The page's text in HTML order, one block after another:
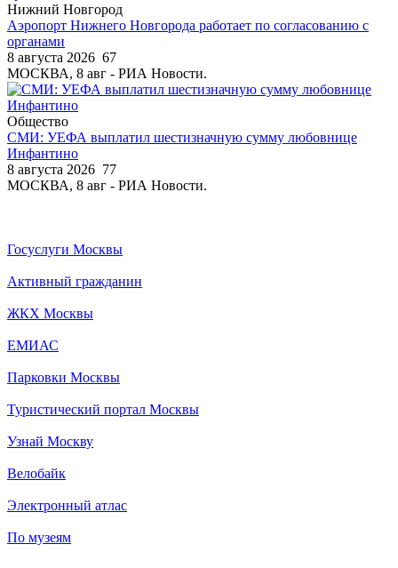
Нижний Новгород
Аэропорт Нижнего Новгорода работает по согласованию с
органами
8 августа 2026 67
МОСКВА, 8 авг - РИА Новости.
Общество
СМИ: УЕФА выплатил шестизначную сумму любовнице
Инфантино
8 августа 2026 77
МОСКВА, 8 авг - РИА Новости.
Госуслуги Москвы
Активный гражданин
ЖКХ Москвы
ЕМИАС
Парковки Москвы
Туристический портал Москвы
Узнай Москву
Велобайк
Электронный атлас
По музеям